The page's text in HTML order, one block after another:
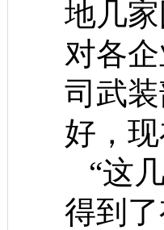
地几
对各
司武
好，
“这
得到